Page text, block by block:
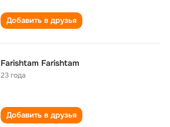
Добавить в друзья
Farishtam Farishtam
23 года
Добавить в друзья